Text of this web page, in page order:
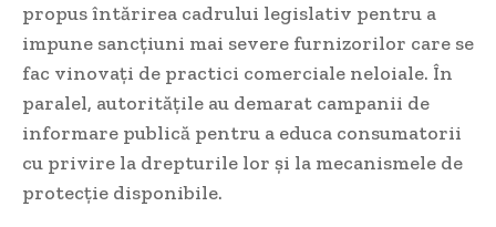
propus întărirea cadrului legislativ pentru a
impune sancțiuni mai severe furnizorilor care se
fac vinovați de practici comerciale neloiale. În
paralel, autoritățile au demarat campanii de
informare publică pentru a educa consumatorii
cu privire la drepturile lor și la mecanismele de
protecție disponibile.